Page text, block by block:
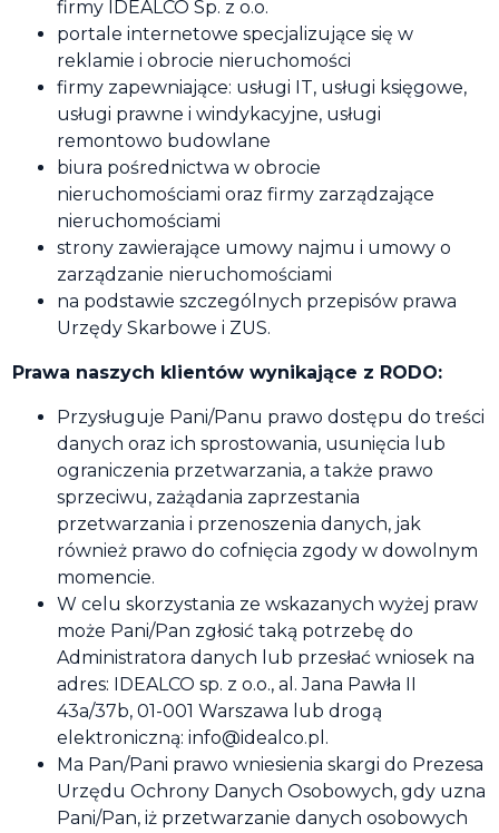
firmy IDEALCO Sp. z o.o.
portale internetowe specjalizujące się w
reklamie i obrocie nieruchomości
firmy zapewniające: usługi IT, usługi księgowe,
usługi prawne i windykacyjne, usługi
remontowo budowlane
biura pośrednictwa w obrocie
nieruchomościami oraz firmy zarządzające
nieruchomościami
strony zawierające umowy najmu i umowy o
zarządzanie nieruchomościami
na podstawie szczególnych przepisów prawa
Urzędy Skarbowe i ZUS.
Prawa naszych klientów wynikające z RODO:
Przysługuje Pani/Panu prawo dostępu do treści
danych oraz ich sprostowania, usunięcia lub
ograniczenia przetwarzania, a także prawo
sprzeciwu, zażądania zaprzestania
przetwarzania i przenoszenia danych, jak
również prawo do cofnięcia zgody w dowolnym
momencie.
W celu skorzystania ze wskazanych wyżej praw
może Pani/Pan zgłosić taką potrzebę do
Administratora danych lub przesłać wniosek na
adres: IDEALCO sp. z o.o., al. Jana Pawła II
43a/37b, 01-001 Warszawa lub drogą
elektroniczną: info@idealco.pl.
Ma Pan/Pani prawo wniesienia skargi do Prezesa
Urzędu Ochrony Danych Osobowych, gdy uzna
Pani/Pan, iż przetwarzanie danych osobowych